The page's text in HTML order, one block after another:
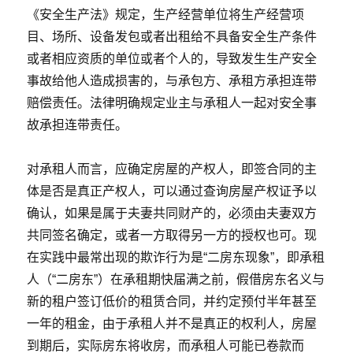
《安全生产法》规定，生产经营单位将生产经营项
目、场所、设备发包或者出租给不具备安全生产条件
或者相应资质的单位或者个人的，导致发生生产安全
事故给他人造成损害的，与承包方、承租方承担连带
赔偿责任。法律明确规定业主与承租人一起对安全事
故承担连带责任。
对承租人而言，应确定房屋的产权人，即签合同的主
体是否是真正产权人，可以通过查询房屋产权证予以
确认，如果是属于夫妻共同财产的，必须由夫妻双方
共同签名确定，或者一方取得另一方的授权也可。现
在实践中最常出现的欺诈行为是“二房东现象”，即承租
人（“二房东”）在承租期快届满之前，假借房东名义与
新的租户签订低价的租赁合同，并约定预付半年甚至
一年的租金，由于承租人并不是真正的权利人，房屋
到期后，实际房东将收房，而承租人可能已卷款而